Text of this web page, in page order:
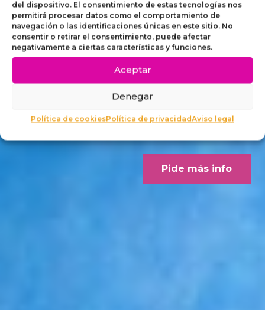
del dispositivo. El consentimiento de estas tecnologías nos
permitirá procesar datos como el comportamiento de
navegación o las identificaciones únicas en este sitio. No
consentir o retirar el consentimiento, puede afectar
negativamente a ciertas características y funciones.
Aceptar
Denegar
Política de cookiesPolítica de privacidadAviso legal
ACCESIBLE
PARA
EXTERIORES
Pide más info